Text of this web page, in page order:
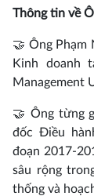
Thông tin về
🤝 Ông Phạm
Kinh doanh
Management
🤝 Ông từng
đốc Điều
đoạn 2017-
sâu rộng
thống và